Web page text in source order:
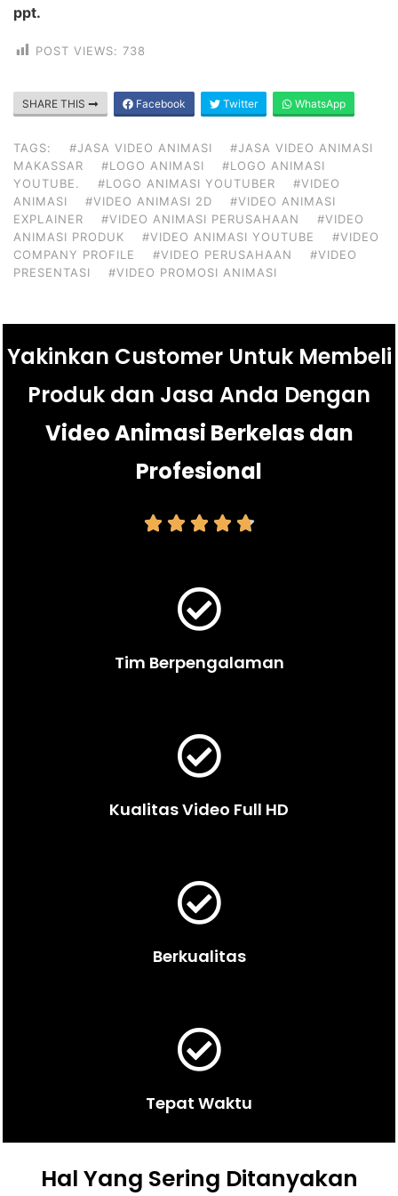
ppt.
POST VIEWS: 738
SHARE THIS Facebook Twitter WhatsApp
TAGS: #JASA VIDEO ANIMASI
#JASA VIDEO ANIMASI
MAKASSAR
#LOGO ANIMASI
#LOGO ANIMASI
YOUTUBE.
#LOGO ANIMASI YOUTUBER
#VIDEO
ANIMASI
#VIDEO ANIMASI 2D
#VIDEO ANIMASI
EXPLAINER
#VIDEO ANIMASI PERUSAHAAN
#VIDEO
ANIMASI PRODUK
#VIDEO ANIMASI YOUTUBE
#VIDEO
COMPANY PROFILE
#VIDEO PERUSAHAAN
#VIDEO
PRESENTASI
#VIDEO PROMOSI ANIMASI
Yakinkan Customer Untuk Membeli
Produk dan Jasa Anda Dengan
Video Animasi Berkelas dan
Profesional
    
Tim Berpengalaman
Kualitas Video Full HD
Berkualitas
Tepat Waktu
Hal Yang Sering Ditanyakan